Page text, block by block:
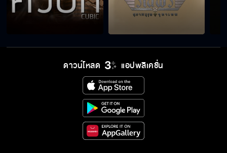
ดาวน์โหลด แอปพลิเคชั่น